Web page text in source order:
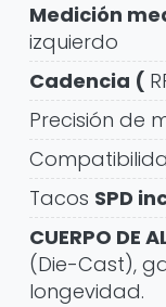
Medición
izquierdo
Cadencia (
Precisión de
Tacos SPD
CUERPO DE
(Die-Cast),
longevidad.